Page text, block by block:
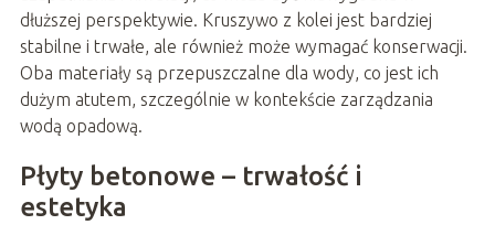
dłuższej perspektywie. Kruszywo z kolei jest bardziej
stabilne i trwałe, ale również może wymagać konserwacji.
Oba materiały są przepuszczalne dla wody, co jest ich
dużym atutem, szczególnie w kontekście zarządzania
wodą opadową.
Płyty betonowe – trwałość i
estetyka